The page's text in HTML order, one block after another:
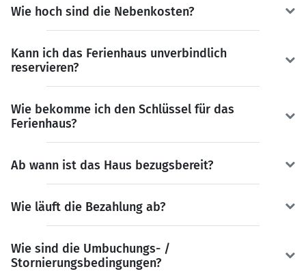
Wie hoch sind die Nebenkosten?
Kann ich das Ferienhaus unverbindlich
reservieren?
Wie bekomme ich den Schlüssel für das
Ferienhaus?
Ab wann ist das Haus bezugsbereit?
Wie läuft die Bezahlung ab?
Wie sind die Umbuchungs- /
Stornierungsbedingungen?